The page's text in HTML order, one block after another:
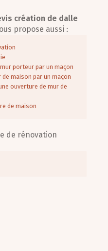
création de dalle
propose aussi :
porteur par un maçon
maison par un maçon
ouverture de mur de
de maison
de rénovation